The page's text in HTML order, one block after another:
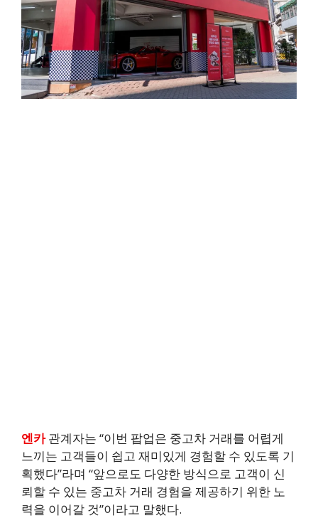
엔카관계자는 “이번 팝업은 중고차 거래를 어렵게
느끼는 고객들이 쉽고 재미있게 경험할 수 있도록 기
획했다”라며 “앞으로도 다양한 방식으로 고객이 신
뢰할 수 있는 중고차 거래 경험을 제공하기 위한 노
력을 이어갈 것”이라고 말했다.